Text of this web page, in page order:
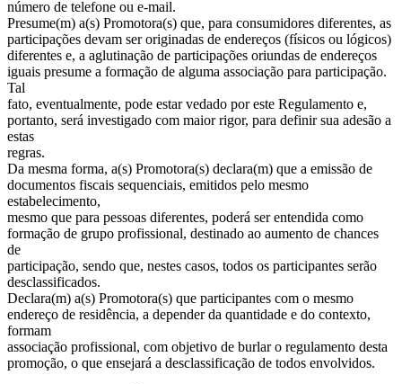
número de telefone ou e-mail.
Presume(m) a(s) Promotora(s) que, para consumidores diferentes, as
participações devam ser originadas de endereços (físicos ou lógicos)
diferentes e, a aglutinação de participações oriundas de endereços
iguais presume a formação de alguma associação para participação.
Tal
fato, eventualmente, pode estar vedado por este Regulamento e,
portanto, será investigado com maior rigor, para definir sua adesão a
estas
regras.
Da mesma forma, a(s) Promotora(s) declara(m) que a emissão de
documentos fiscais sequenciais, emitidos pelo mesmo
estabelecimento,
mesmo que para pessoas diferentes, poderá ser entendida como
formação de grupo profissional, destinado ao aumento de chances
de
participação, sendo que, nestes casos, todos os participantes serão
desclassificados.
Declara(m) a(s) Promotora(s) que participantes com o mesmo
endereço de residência, a depender da quantidade e do contexto,
formam
associação profissional, com objetivo de burlar o regulamento desta
promoção, o que ensejará a desclassificação de todos envolvidos.